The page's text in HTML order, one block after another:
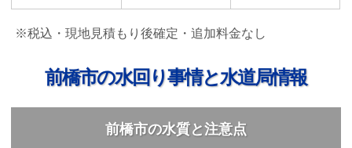
※税込・現地見積もり後確定・追加料金なし
前橋市の水回り事情と水道局情報
前橋市の水質と注意点